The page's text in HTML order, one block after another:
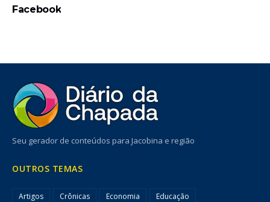
Facebook
Seu gerador de conteúdos para Jacobina e região
OUTROS TEMAS
Artigos Crônicas Economia
Educação